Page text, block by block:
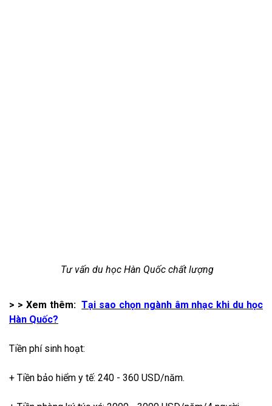
Tư vấn du học Hàn Quốc chất lượng
> > Xem thêm:Tại sao chọn ngành âm nhạc khi du học
Hàn Quốc?
Tiền phí sinh hoạt:
+ Tiền bảo hiểm y tế: 240 - 360 USD/năm.